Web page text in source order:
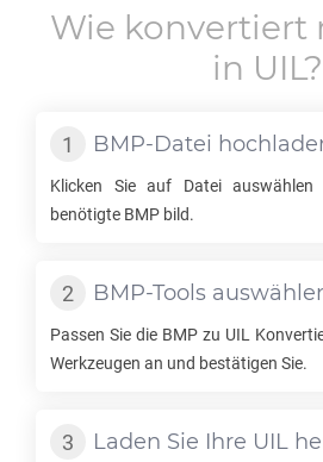
Wie konvertiert
in UIL?
BMP-Datei
Klicken Sie auf Datei
benötigte BMP bild.
BMP-Tools
Passen Sie die BMP zu UIL
Werkzeugen an und bestätigen Sie.
Laden Sie Ihre UIL